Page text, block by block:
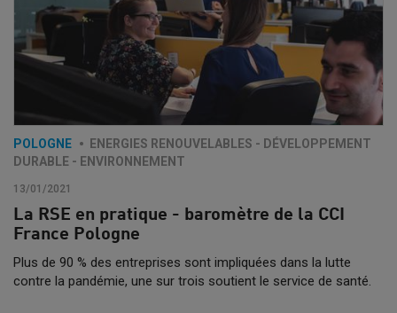
POLOGNE
ENERGIES RENOUVELABLES - DÉVELOPPEMENT
DURABLE - ENVIRONNEMENT
13/01/2021
La RSE en pratique - baromètre de la CCI
France Pologne
Plus de 90 % des entreprises sont impliquées dans la lutte
contre la pandémie, une sur trois soutient le service de santé.